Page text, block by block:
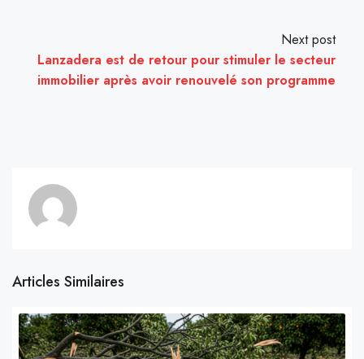
Next post
Lanzadera est de retour pour stimuler le secteur
immobilier après avoir renouvelé son programme
Articles Similaires